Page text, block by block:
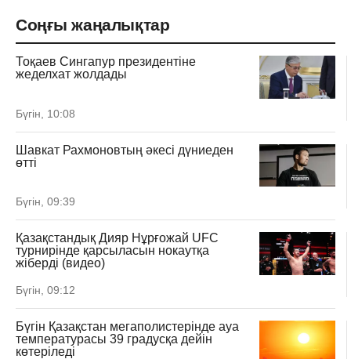
Соңғы жаңалықтар
Тоқаев Сингапур президентіне
жеделхат жолдады
Бүгін, 10:08
Шавкат Рахмоновтың әкесі дүниеден
өтті
Бүгін, 09:39
Қазақстандық Дияр Нұрғожай UFC
турнирінде қарсыласын нокаутқа
жіберді (видео)
Бүгін, 09:12
Бүгін Қазақстан мегаполистерінде ауа
температурасы 39 градусқа дейін
көтеріледі